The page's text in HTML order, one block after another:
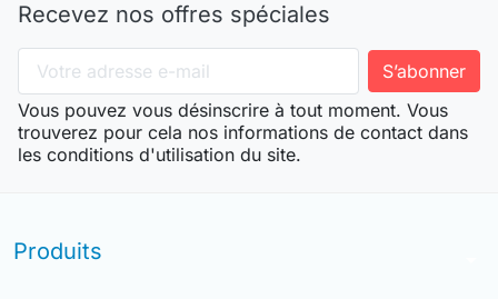
Recevez nos offres spéciales
Vous pouvez vous désinscrire à tout moment. Vous
trouverez pour cela nos informations de contact dans
les conditions d'utilisation du site.
Produits